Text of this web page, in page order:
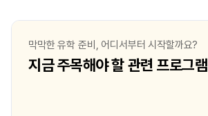
막막한 유학 준비, 어디서부터 시작할까요?
지금 주목해야 할 관련 프로그램